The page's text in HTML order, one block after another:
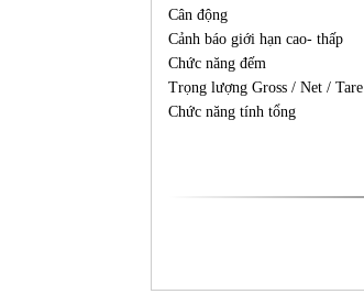
Cân động
Cảnh báo giới hạn cao- thấp
Chức năng đếm
Trọng lượng Gross / Net / Tare
Chức năng tính tổng